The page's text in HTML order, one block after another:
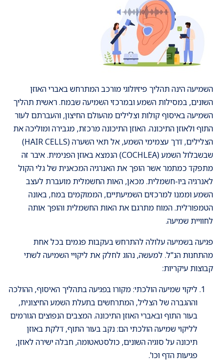
השמיעה הינה תהליך פיזיולוגי מורכב המתרחש באברי האוזן
השונים, במסילות השמע ובמרכזי השמיעה שבמח. ראשית תהליך
השמיעה באיסוף קולות וצלילים מהעולם החיצון, והעברתם לעור
התוף ולאוזן התיכונה. האוזן התיכונה מרכזת, מגבירה ומוליכה את
הצלילים, דרך עצמימי השמע, אל תאי השערה (HAIR CELLS)
שבשבלול השמע (COCHLEA) הנמצא באוזן הפנימית. איבר זה
מתפקד כמתמר אשר הופך את האנרגיה המכאנית של גלי הקול
לאנרגיה ביו-חשמלית. מכאן, האות החשמלית מועברת לעצב
השמע וממנו למרכזים השמיעתיים, הממוקמים במח, באונה
הטמפורלית. המוח מתרגם את האות החשמלית והופך אותה
לחוויית שמיעה.
פגיעה בשמיעה עלולה להתרחש בעקבות פגמים בכל אחת
מהתחנות הנ"ל. למעשה, נהוג לחלק את ליקויי השמיעה לשתי
קבוצות עיקריות:
ליקוי שמיעה הולכתי: מקורו בפגיעה בתהליך האיסוף, ההולכה
וההגברה של הצליל, המתרחשים בתעלת השמע החיצונית,
בעור התוף ובאברי האוזן התיכונה. המצבים הנפוצים הגורמים
לליקוי שמיעה הולכתי הם: נקב בעור התוף, דלקת באוזן
תיכונה על סוגיה השונים, כולסטאטומה, חבלה ישירה לאוזן,
פגיעות הדף וכו'.